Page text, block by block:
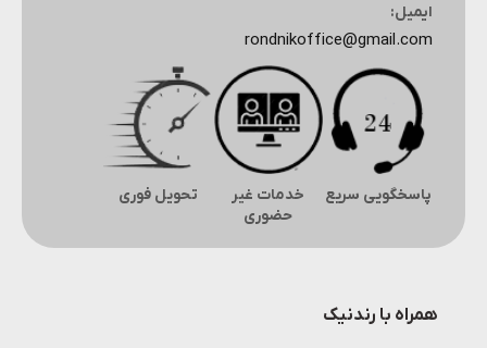
ایمیل:
rondnikoffice@gmail.com
پاسخگویی سریع
خدمات غیر
حضوری
تحویل فوری
همراه با رندنیک